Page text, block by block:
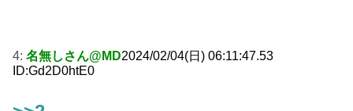
4: 名無しさん@MD2024/02/04(日) 06:11:47.53
ID:Gd2D0htE0